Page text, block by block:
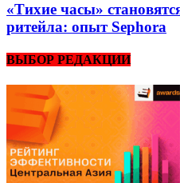
«Тихие часы»
ритейла: опыт Sephora
ВЫБОР РЕДАКЦИИ